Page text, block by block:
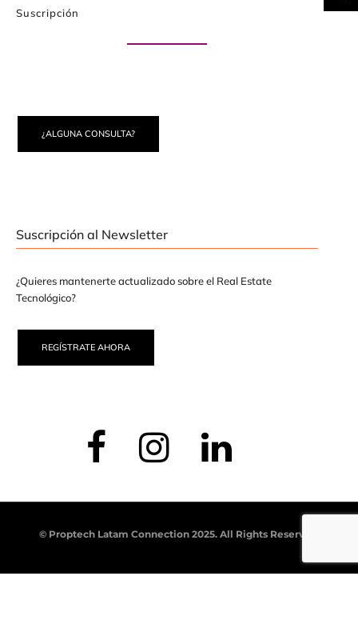
Suscripción
¿ALGUNA CONSULTA?
Suscripción al Newsletter
¿Quieres mantenerte actualizado sobre el Real Estate
Tecnológico?
REGÍSTRATE AHORA
© Proptech Latam Connection 2025. All Rights Reserved.